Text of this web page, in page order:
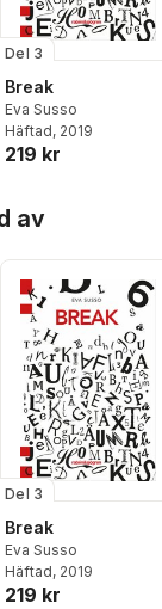
Del 3
Break
Eva Susso
Häftad, 2019
219 kr
av
Del 3
Break
Eva Susso
Häftad, 2019
219 kr